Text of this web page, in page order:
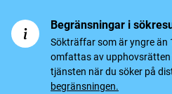
Begränsningar i
Sökträffar som är yngre än
omfattas av upphovsrätten
tjänsten när du söker på
begränsningen.